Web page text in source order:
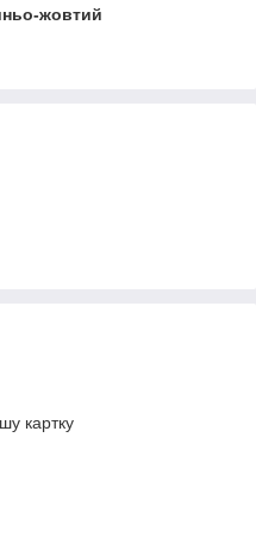
жовтий
картку